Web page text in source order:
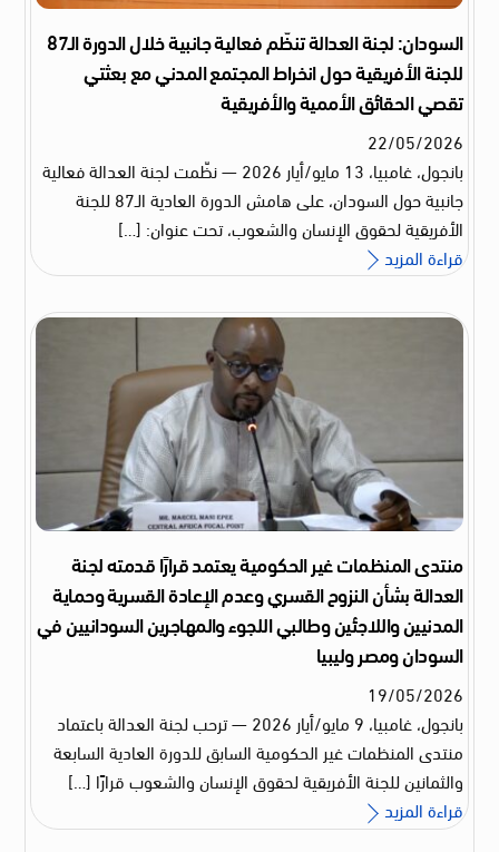
السودان: لجنة العدالة تنظّم فعالية جانبية خلال الدورة الـ87
للجنة الأفريقية حول انخراط المجتمع المدني مع بعثتي
تقصي الحقائق الأممية والأفريقية
22/05/2026
بانجول، غامبيا، 13 مايو/أيار 2026 — نظّمت لجنة العدالة فعالية
جانبية حول السودان، على هامش الدورة العادية الـ87 للجنة
الأفريقية لحقوق الإنسان والشعوب، تحت عنوان: […]
قراءة المزيد
منتدى المنظمات غير الحكومية يعتمد قرارًا قدمته لجنة
العدالة بشأن النزوح القسري وعدم الإعادة القسرية وحماية
المدنيين واللاجئين وطالبي اللجوء والمهاجرين السودانيين في
السودان ومصر وليبيا
19/05/2026
بانجول، غامبيا، 9 مايو/أيار 2026 — ترحب لجنة العدالة باعتماد
منتدى المنظمات غير الحكومية السابق للدورة العادية السابعة
والثمانين للجنة الأفريقية لحقوق الإنسان والشعوب قرارًا […]
قراءة المزيد